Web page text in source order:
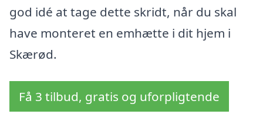
god idé at tage dette skridt, når du skal
have monteret en emhætte i dit hjem i
Skærød.
Få 3 tilbud, gratis og uforpligtende